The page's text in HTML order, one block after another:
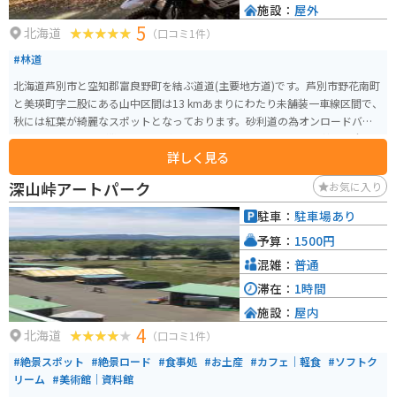
北海道 5 （口コミ1件）
#林道
北海道芦別市と空知郡富良野町を結ぶ道道(主要地方道)です。芦別市野花南町
と美瑛町字二股にある山中区間は13 kmあまりにわたり未舗装一車線区間で、
秋には紅葉が綺麗なスポットとなっております。砂利道の為オンロードバイ
クでは走行するのが難しいですが、オフロードバイクで行けば比較的安全に
詳しく見る
施設： 屋外
深山峠アートパーク お気に入り
北海道 4 （口コミ1件）
#絶景スポット #絶景ロード #食事処 #お土産 #カフェ｜軽食 #ソフトク
リーム #美術館｜資料館
駐車： 駐車場あり
予算： 1500円
混雑： 普通
滞在： 1時間
施設： 屋内